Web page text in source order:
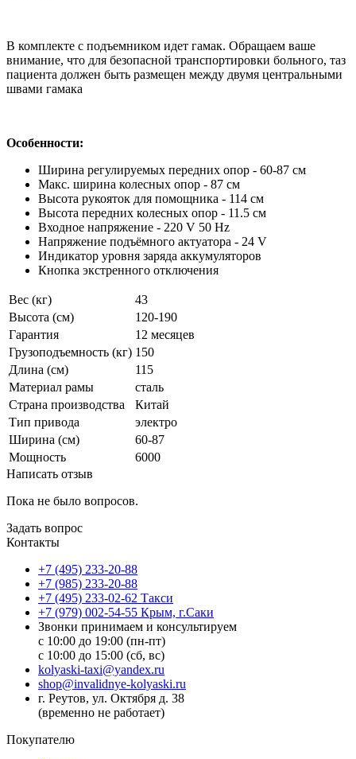
В комплекте с подъемником идет гамак. Обращаем ваше
внимание, что для безопасной транспортировки больного, таз
пациента должен быть размещен между двумя центральными
швами гамака
Особенности:
Ширина регулируемых передних опор - 60-87 см
Макс. ширина колесных опор - 87 см
Высота рукояток для помощника - 114 см
Высота передних колесных опор - 11.5 см
Входное напряжение - 220 V 50 Hz
Напряжение подъёмного актуатора - 24 V
Индикатор уровня заряда аккумуляторов
Кнопка экстренного отключения
Вес (кг)
43
Высота (см)
120-190
Гарантия
12 месяцев
Грузоподъемность (кг) 150
Длина (см)
115
Материал рамы
сталь
Страна производства
Китай
Тип привода
электро
Ширина (см)
60-87
Мощность
6000
Написать отзыв
Пока не было вопросов.
Задать вопрос
Контакты
+7 (495) 233-20-88
+7 (985) 233-20-88
+7 (495) 233-02-62 Такси
+7 (979) 002-54-55 Крым, г.Саки
Звонки принимаем и консультируем
с 10:00 до 19:00 (пн-пт)
с 10:00 до 15:00 (сб, вс)
kolyaski-taxi@yandex.ru
shop@invalidnye-kolyaski.ru
г. Реутов, ул. Октября д. 38
(временно не работает)
Покупателю